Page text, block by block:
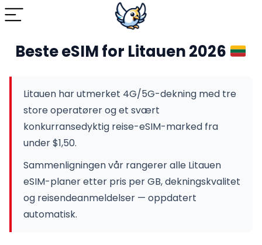
Beste eSIM for Litauen 2026
Litauen har utmerket 4G/5G-dekning med tre
store operatører og et svært
konkurransedyktig reise-eSIM-marked fra
under $1,50.
Sammenligningen vår rangerer alle Litauen
eSIM-planer etter pris per GB, dekningskvalitet
og reisendeanmeldelser — oppdatert
automatisk.